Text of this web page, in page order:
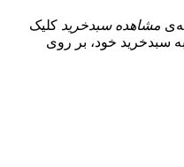
سبدخریدکلیک
خود، بر روی